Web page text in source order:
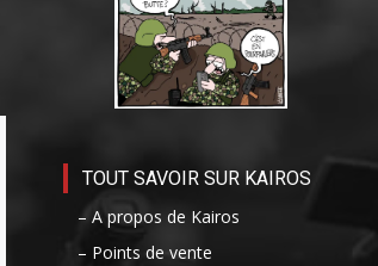
TOUT SAVOIR SUR KAIROS
– A propos de Kairos
– Points de vente